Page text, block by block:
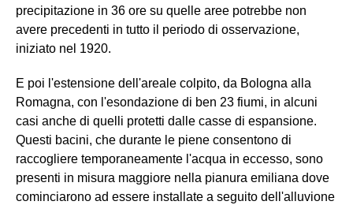
precipitazione in 36 ore su quelle aree potrebbe non
avere precedenti in tutto il periodo di osservazione,
iniziato nel 1920.
E poi l'estensione dell'areale colpito, da Bologna alla
Romagna, con l'esondazione di ben 23 fiumi, in alcuni
casi anche di quelli protetti dalle casse di espansione.
Questi bacini, che durante le piene consentono di
raccogliere temporaneamente l'acqua in eccesso, sono
presenti in misura maggiore nella pianura emiliana dove
cominciarono ad essere installate a seguito dell'alluvione